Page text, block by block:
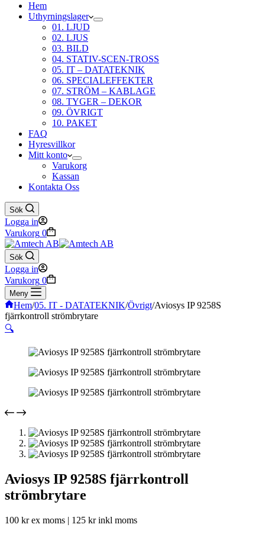
Hem
Uthyrningslager
01. LJUD
02. LJUS
03. BILD
04. STATIV-SCEN-TROSS
05. IT – DATATEKNIK
06. SPECIALEFFEKTER
07. STRÖM – KABLAGE
08. TYGER – DEKOR
09. ÖVRIGT
10. PAKET
FAQ
Hyresvillkor
Mitt konto
Varukorg
Kassan
Kontakta Oss
Sök
Logga in
Varukorg 0
Sök
Logga in
Varukorg 0
Meny
Hem/05. IT - DATATEKNIK/Övrigt/Aviosys IP 9258S
fjärrkontroll strömbrytare
🔍
Aviosys IP 9258S fjärrkontroll
strömbrytare
100 krex moms | 125 krinkl moms